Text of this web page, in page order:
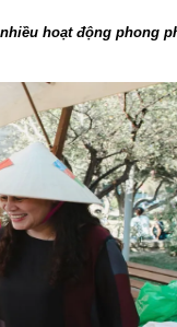
hoạt động phong